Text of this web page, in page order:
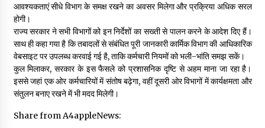
आवश्यकताएं सीधे विभाग के समक्ष रखने का अवसर मिलेगा और प्रक्रिया अधिक सरल
होगी।
राज्य सरकार ने सभी विभागों को इन निर्देशों का सख्ती से पालन करने के आदेश दिए हैं।
साथ ही कहा गया है कि तबादलों से संबंधित पूरी जानकारी कार्मिक विभाग की आधिकारिक
वेबसाइट पर उपलब्ध करवाई गई है, ताकि कर्मचारी नियमों को भली-भांति समझ सकें।
कुल मिलाकर, सरकार के इस फैसले को प्रशासनिक दृष्टि से अहम माना जा रहा है।
इससे जहां एक ओर कर्मचारियों में संतोष बढ़ेगा, वहीं दूसरी ओर विभागों में कार्यक्षमता और
संतुलन बनाए रखने में भी मदद मिलेगी।
Share from A4appleNews: